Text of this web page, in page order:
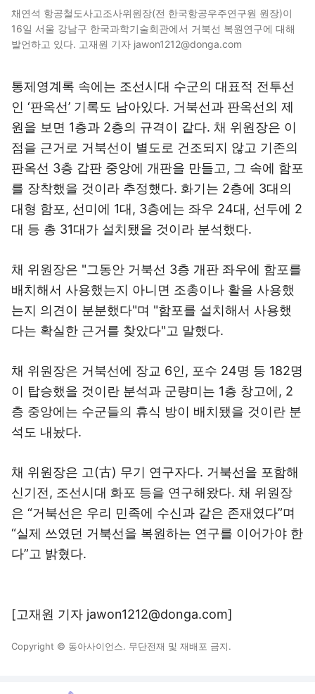
채연석 항공철도사고조사위원장(전 한국항공우주연구원 원장)이
16일 서울 강남구 한국과학기술회관에서 거북선 복원연구에 대해
발언하고 있다. 고재원 기자 jawon1212@donga.com
통제영계록 속에는 조선시대 수군의 대표적 전투선
인 ‘판옥선’ 기록도 남아있다. 거북선과 판옥선의 제
원을 보면 1층과 2층의 규격이 같다. 채 위원장은 이
점을 근거로 거북선이 별도로 건조되지 않고 기존의
판옥선 3층 갑판 중앙에 개판을 만들고, 그 속에 함포
를 장착했을 것이라 추정했다. 화기는 2층에 3대의
대형 함포, 선미에 1대, 3층에는 좌우 24대, 선두에 2
대 등 총 31대가 설치됐을 것이라 분석했다.
채 위원장은 "그동안 거북선 3층 개판 좌우에 함포를
배치해서 사용했는지 아니면 조총이나 활을 사용했
는지 의견이 분분했다"며 "함포를 설치해서 사용했
다는 확실한 근거를 찾았다"고 말했다.
채 위원장은 거북선에 장교 6인, 포수 24명 등 182명
이 탑승했을 것이란 분석과 군량미는 1층 창고에, 2
층 중앙에는 수군들의 휴식 방이 배치됐을 것이란 분
석도 내놨다.
채 위원장은 고(古) 무기 연구자다. 거북선을 포함해
신기전, 조선시대 화포 등을 연구해왔다. 채 위원장
은 “거북선은 우리 민족에 수신과 같은 존재였다”며
“실제 쓰였던 거북선을 복원하는 연구를 이어가야 한
다”고 밝혔다.
[고재원 기자 jawon1212@donga.com]
Copyright © 동아사이언스. 무단전재 및 재배포 금지.